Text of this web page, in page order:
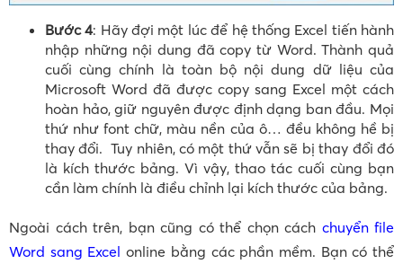
Bước 4: Hãy đợi một lúc để hệ thống Excel tiến hành
nhập những nội dung đã copy từ Word. Thành quả
cuối cùng chính là toàn bộ nội dung dữ liệu của
Microsoft Word đã được copy sang Excel một cách
hoàn hảo, giữ nguyên được định dạng ban đầu. Mọi
thứ như font chữ, màu nền của ô… đều không hề bị
thay đổi. Tuy nhiên, có một thứ vẫn sẽ bị thay đổi đó
là kích thước bảng. Vì vậy, thao tác cuối cùng bạn
cần làm chính là điều chỉnh lại kích thước của bảng.
Ngoài cách trên, bạn cũng có thể chọn cách chuyển file
Word sang Excel online bằng các phần mềm. Bạn có thể